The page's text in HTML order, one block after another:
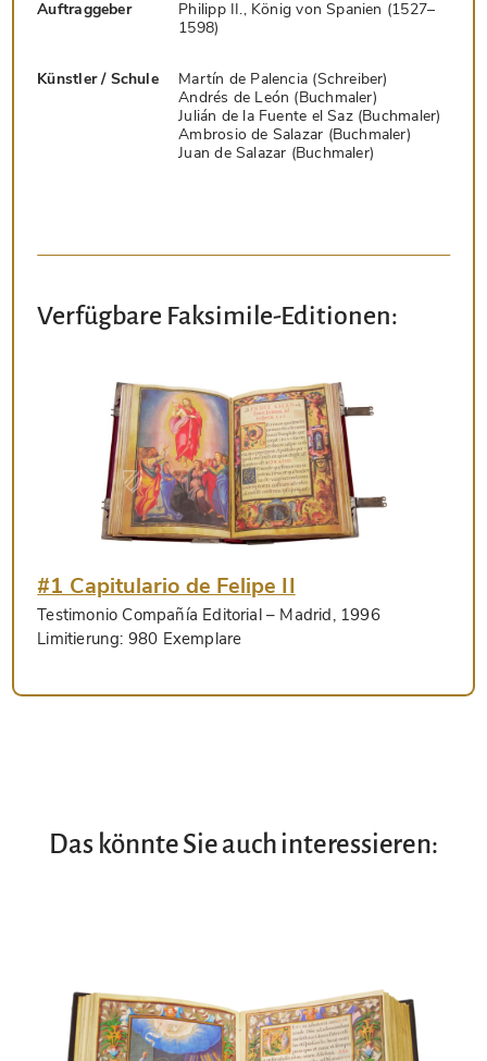
Auftraggeber
Philipp II., König von Spanien (1527–
1598)
Künstler / Schule
Martín de Palencia (Schreiber)
Andrés de León (Buchmaler)
Julián de la Fuente el Saz (Buchmaler)
Ambrosio de Salazar (Buchmaler)
Juan de Salazar (Buchmaler)
Verfügbare Faksimile-Editionen:
#1 Capitulario de Felipe II
Testimonio Compañía Editorial– Madrid, 1996
Limitierung: 980 Exemplare
Das könnte Sie auch interessieren: